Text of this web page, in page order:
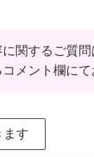
関するご質
メント欄に
ます